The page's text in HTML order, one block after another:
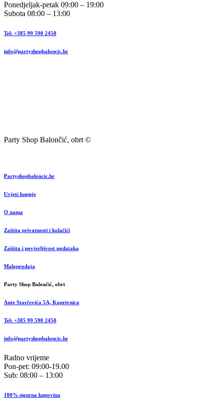
Ponedjeljak-petak 09:00 – 19:00
Subota 08:00 – 13:00
Tel: +385 99 590 2450
info@partyshopbaloncic.hr
Party Shop Balončić, obrt ©
Partyshopbaloncic.hr
Uvjeti kupnje
O nama
Zaštita privatnosti i kolačići
Zaštita i povjerljivost podataka
Maloprodaja
Party Shop Balončić, obrt
Ante Starčevića 5A, Koprivnica
Tel: +385 99 590 2450
info@partyshopbaloncic.hr
Radno vrijeme
Pon-pet: 09:00-19.00
Sub: 08:00 – 13:00
100% sigurna kupovina